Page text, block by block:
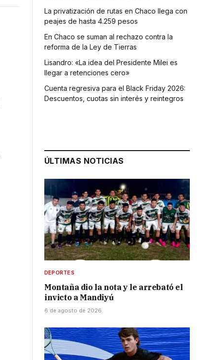
La privatización de rutas en Chaco llega con
peajes de hasta 4.259 pesos
En Chaco se suman al rechazo contra la
reforma de la Ley de Tierras
Lisandro: «La idea del Presidente Milei es
llegar a retenciones cero»
Cuenta regresiva para el Black Friday 2026:
Descuentos, cuotas sin interés y reintegros
ÚLTIMAS NOTICIAS
DEPORTES
Montaña dio la nota y le arrebató el
invicto a Mandiyú
6 de agosto de 2026